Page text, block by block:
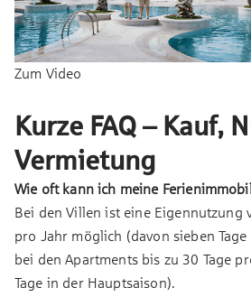
Zum Video
Kurze FAQ – Kauf,
Vermietung
Wie oft kann ich meine
Bei den Villen ist eine Eigennutzung
pro Jahr möglich (davon sieben
bei den Apartments bis zu 30 Tage
Tage in der Hauptsaison).